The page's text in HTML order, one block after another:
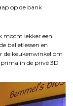
op de bank
mocht lekker een
balletlessen en
de keukenwinkel om
in de privé 3D